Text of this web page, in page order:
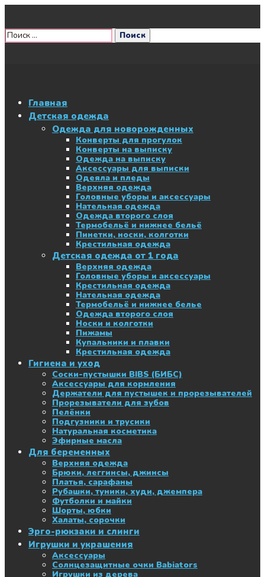
Главная
Детская одежда
Одежда для новорожденных
Конверты для прогулок
Конверты на выписку
Одежда на выписку
Аксессуары для выписки
Одеяла и пледы
Верхняя одежда
Головные уборы и аксессуары
Нательная одежда
Одежда второго слоя
Термобельё и нижнее бельё
Пинетки, носки, колготки
Крестильная одежда
Детская одежда от 1 года
Верхняя одежда
Головные уборы и аксессуары
Крестильная одежда
Нательная одежда
Термобельё и нижнее белье
Одежда второго слоя
Носки и колготки
Пижамы
Купальники и плавки
Крестильная одежда
Гигиена и уход
Соски-пустышки BIBS (БИБС)
Аксессуары для кормления
Держатели для пустышек и прорезывателей
Прорезыватели для зубов
Пелёнки
Подгузники и трусики
Натуральная косметика
Эфирные масла
Для беременных
Верхняя одежда
Брюки, леггинсы, джинсы
Платья, сарафаны
Рубашки, туники, худи, джемпера
Футболки и майки
Шорты, юбки
Халаты, сорочки
Эрго-рюкзаки и слинги
Игрушки и украшения
Аксессуары
Солнцезащитные очки Babiators
Игрушки из дерева